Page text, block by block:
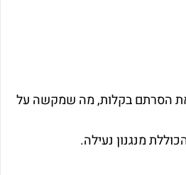
את הסרתם בקלות, מה שמקשה על
מנגנון נעילה.